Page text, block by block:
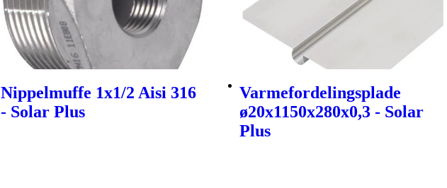
Nippelmuffe 1x1/2 Aisi 316
- Solar Plus
Varmefordelingsplade
ø20x1150x280x0,3 - Solar
Plus